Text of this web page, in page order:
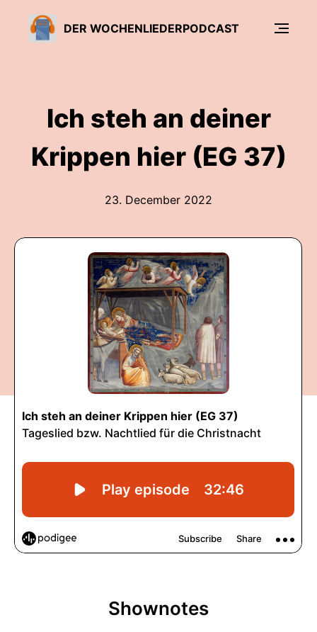
DER WOCHENLIEDERPODCAST
Ich steh an deiner
Krippen hier (EG 37)
23. December 2022
Shownotes